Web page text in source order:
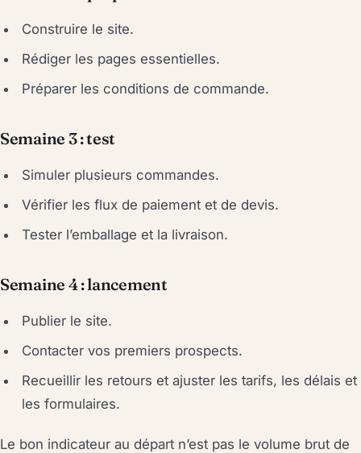
Construire le site.
Rédiger les pages essentielles.
Préparer les conditions de commande.
Semaine 3 : test
Simuler plusieurs commandes.
Vérifier les flux de paiement et de devis.
Tester l’emballage et la livraison.
Semaine 4 : lancement
Publier le site.
Contacter vos premiers prospects.
Recueillir les retours et ajuster les tarifs, les délais et
les formulaires.
Le bon indicateur au départ n’est pas le volume brut de